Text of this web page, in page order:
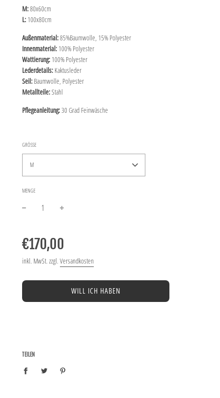
M:80x60cm
L: 100x80cm
Außenmaterial:85%Baumwolle, 15% Polyester
Innenmaterial: 100% Polyester
Wattierung: 100% Polyester
Lederdetails: Kaktusleder
Seil: Baumwolle, Polyester
Metallteile:Stahl
Pflegeanleitung:30 Grad Feinwäsche
GRÖSSE
M
MENGE
Preis
€170,00
inkl. MwSt. zzgl. Versandkosten
WILL ICH HABEN
TEILEN